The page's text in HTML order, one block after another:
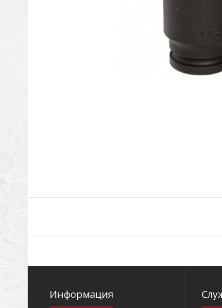
Информация